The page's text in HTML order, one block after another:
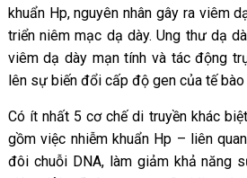
khuẩn Hp, nguyên nhân gây ra viêm
triển niêm mạc dạ dày. Ung thư dạ
viêm dạ dày mạn tính và tác động
lên sự biến đổi cấp độ gen của tế bào
Có ít nhất 5 cơ chế di truyền khác
gồm việc nhiễm khuẩn Hp – liên
đôi chuỗi DNA, làm giảm khả năng